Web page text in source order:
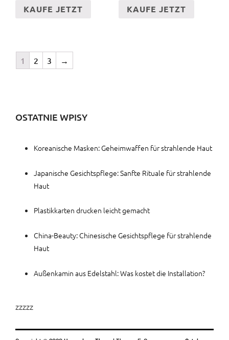
KAUFE JETZT KAUFE JETZT
1 2 3 →
OSTATNIE WPISY
Koreanische Masken: Geheimwaffen für strahlende Haut
Japanische Gesichtspflege: Sanfte Rituale für strahlende
Haut
Plastikkarten drucken leicht gemacht
China-Beauty: Chinesische Gesichtspflege für strahlende
Haut
Außenkamin aus Edelstahl: Was kostet die Installation?
zzzzz